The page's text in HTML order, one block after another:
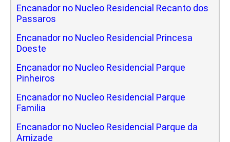
Encanador no Nucleo Residencial Recanto dos
Passaros
Encanador no Nucleo Residencial Princesa
Doeste
Encanador no Nucleo Residencial Parque
Pinheiros
Encanador no Nucleo Residencial Parque
Familia
Encanador no Nucleo Residencial Parque da
Amizade